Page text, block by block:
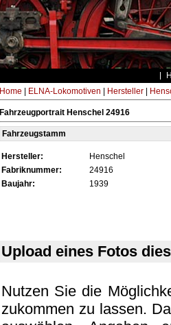
Home ELNA-Lokomotiven Hersteller|
Fahrzeugportrait Henschel 24916
Fahrzeugstamm
Hersteller:
Henschel
Fabriknummer:
24916
Baujahr:
1939
Upload eines Fotos
Nutzen Sie die
zukommen zu lassen.